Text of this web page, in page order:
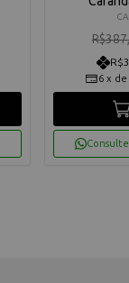
6 x de